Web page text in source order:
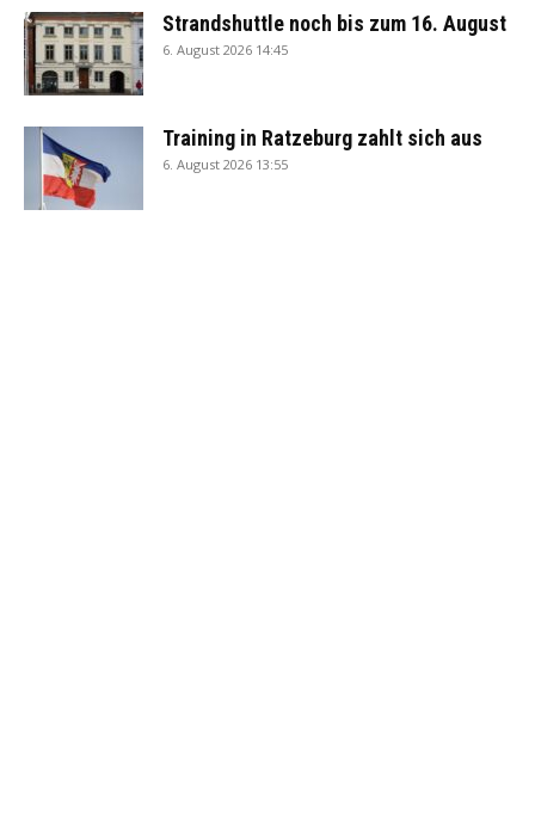
Strandshuttle noch bis zum 16. August
6. August 2026 14:45
Training in Ratzeburg zahlt sich aus
6. August 2026 13:55